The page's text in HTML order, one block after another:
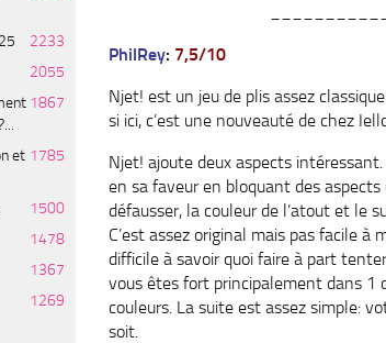
PhilRey: 7,5/10
Njet! est un jeu de plis assez
si ici, c’est une nouveauté de chez
Njet! ajoute deux aspects
en sa faveur en bloquant des
défausser, la couleur de l’atout et le
C’est assez original mais pas facile à
difficile à savoir quoi faire à part
vous êtes fort principalement dans 1
couleurs. La suite est assez simple:
soit.
2233
2055
1867
et 1785
1500
1478
1367
1269